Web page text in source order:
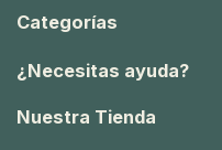
Categorías
¿Necesitas ayuda?
Nuestra Tienda